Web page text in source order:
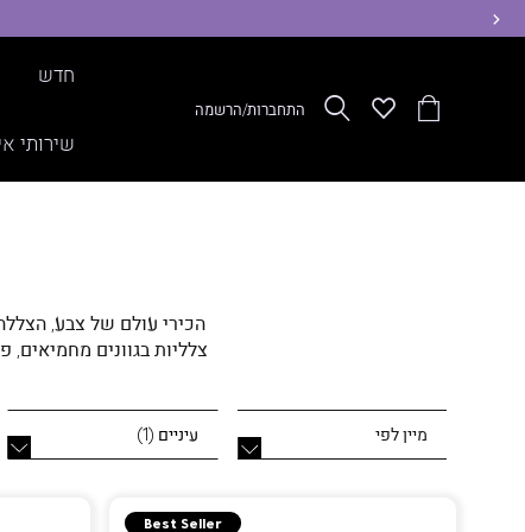
הסל
Wishlistחפשהתחברות/הרשמה
חדש
שירותי
הכירי עולם של צבע,
צלליות בגוונים
עיניים (
1
)
Best Seller